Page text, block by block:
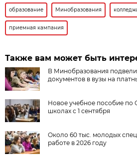
образование Минобразования
приемная кампания
Также вам может быть
В Минобразования
документов в вузы на
Новое учебное пособие по
школах с 1 сентября
Около 60 тыс. молодых
работе в 2026 году